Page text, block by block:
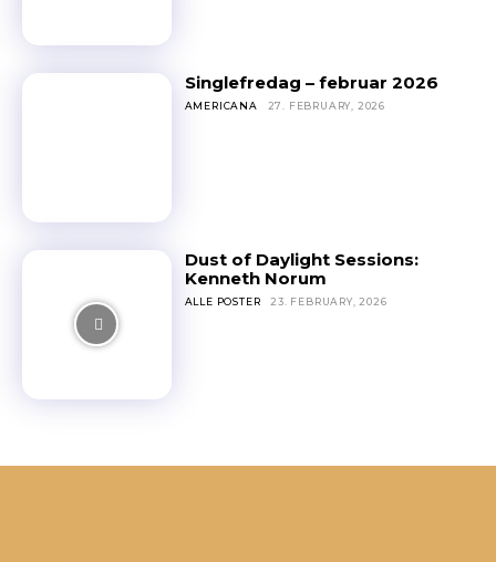
Singlefredag – februar 2026
AMERICANA 27. FEBRUARY, 2026
Dust of Daylight Sessions:
Kenneth Norum
ALLE POSTER 23. FEBRUARY, 2026